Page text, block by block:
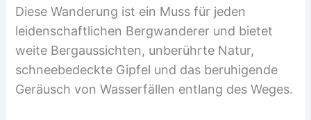
Diese Wanderung ist ein Muss für jeden
leidenschaftlichen Bergwanderer und bietet
weite Bergaussichten, unberührte Natur,
schneebedeckte Gipfel und das beruhigende
Geräusch von Wasserfällen entlang des Weges.